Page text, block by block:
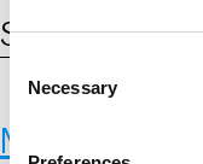
C
Necessary
Schlagwort:
MYRIAD.